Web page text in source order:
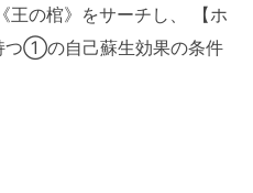
王の棺》をサーチし、 【ホ
つ①の自己蘇生効果の条件